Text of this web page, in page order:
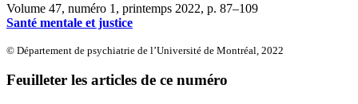
Volume 47, numéro 1, printemps 2022, p. 87–109
Santé mentale et justice
© Département de psychiatrie de l’Université de Montréal, 2022
Feuilleter les articles de ce numéro